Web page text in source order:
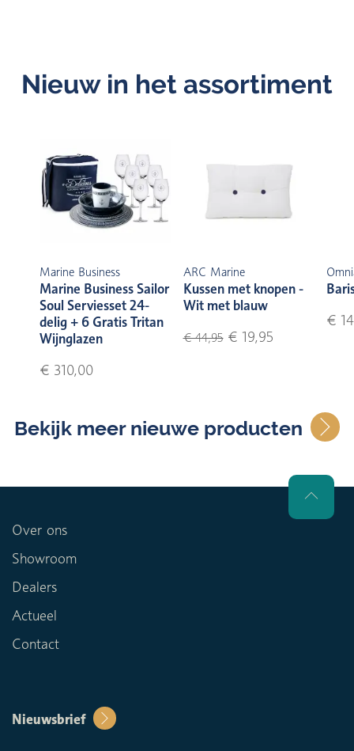
Nieuw in het assortiment
Marine Business
Marine Business Sailor
Soul Serviesset 24-
delig + 6 Gratis Tritan
Wijnglazen
€ 310,00
ARC Marine
Kussen met knopen -
Wit met blauw
€ 44,95€ 19,95
€
Bekijk meer nieuwe producten
Over ons
Showroom
Dealers
Actueel
Contact
Nieuwsbrief